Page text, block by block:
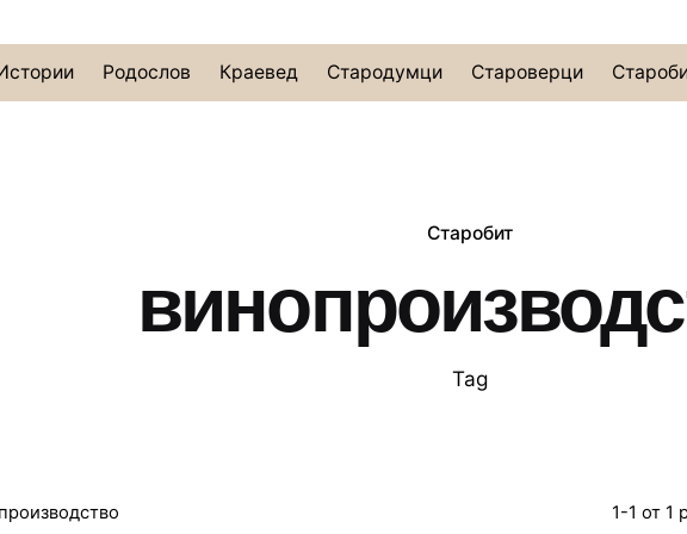
Родослов Краевед Стародумци Староверци
Старобит
Tag
1-1 от 1